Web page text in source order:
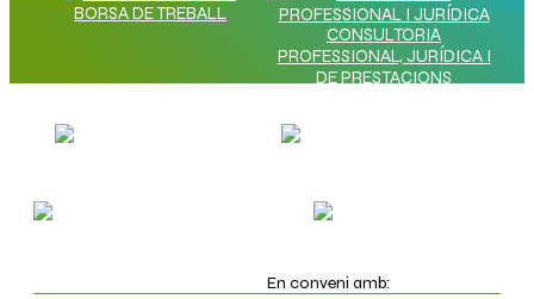
BORSA DE TREBALL
CONSULTORIA
PROFESSIONAL, JURÍDICA I
DE PRESTACIONS
En conveni amb: